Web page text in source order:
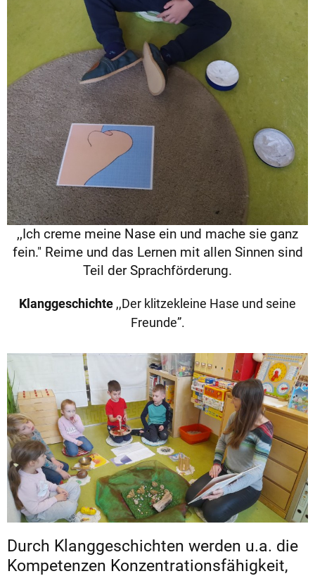
,,Ich creme meine Nase ein und mache sie ganz
fein." Reime und das Lernen mit allen Sinnen sind
Teil der Sprachförderung.
Klanggeschichte ,,Der klitzekleine Hase und seine
Freunde”.
Durch Klanggeschichten werden u.a. die
Kompetenzen Konzentrationsfähigkeit,